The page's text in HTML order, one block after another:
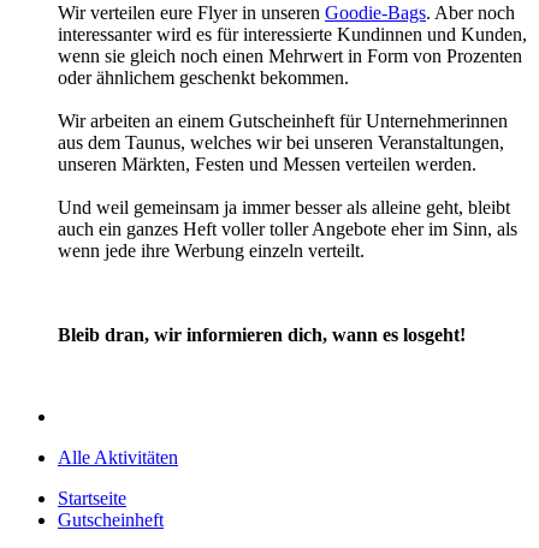
Wir verteilen eure Flyer in unseren Goodie-Bags. Aber noch
interessanter wird es für interessierte Kundinnen und Kunden,
wenn sie gleich noch einen Mehrwert in Form von Prozenten
oder ähnlichem geschenkt bekommen.
Wir arbeiten an einem Gutscheinheft für Unternehmerinnen
aus dem Taunus, welches wir bei unseren Veranstaltungen,
unseren Märkten, Festen und Messen verteilen werden.
Und weil gemeinsam ja immer besser als alleine geht, bleibt
auch ein ganzes Heft voller toller Angebote eher im Sinn, als
wenn jede ihre Werbung einzeln verteilt.
Bleib dran, wir informieren dich, wann es losgeht!
Alle Aktivitäten
Startseite
Gutscheinheft